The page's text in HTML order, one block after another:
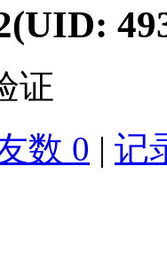
(UID:
证
数 0 | 记